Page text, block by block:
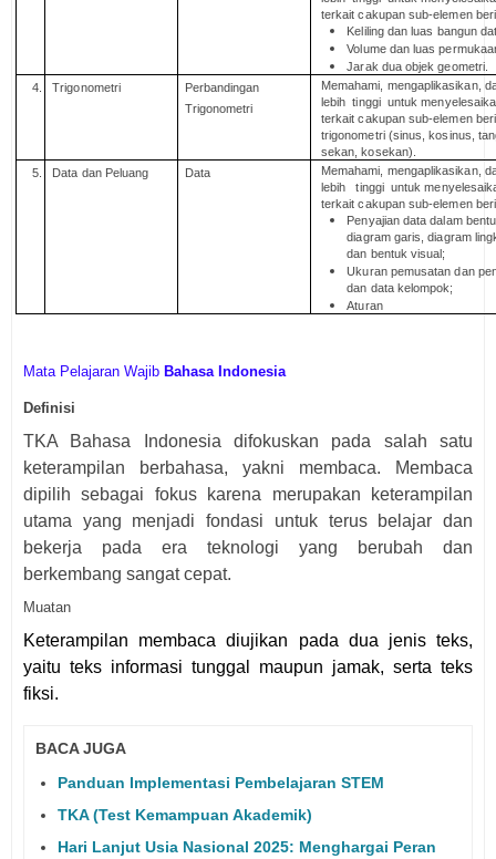
terkait cakupan sub-elemen
Keliling dan luas bangun
Volume dan luas
Jarak dua objek geometri.
4.
Trigonometri
Perbandingan
Trigonometri
Memahami, mengaplikasikan,
lebih tinggi untuk
terkait cakupan sub-elemen
trigonometri (sinus, kosinus,
sekan, kosekan).
5.
Data dan Peluang Data
Memahami, mengaplikasikan,
lebih tinggi untuk
terkait cakupan sub-elemen
Penyajian data dalam
diagram garis, diagram
dan bentuk visual;
Ukuran pemusatan dan
dan data kelompok;
Aturan
Mata Pelajaran Wajib Bahasa Indonesia
Definisi
TKA Bahasa Indonesia difokuskan pada salah satu
keterampilan berbahasa, yakni membaca. Membaca
dipilih sebagai fokus karena merupakan keterampilan
utama yang menjadi fondasi untuk terus belajar dan
bekerja pada era teknologi yang berubah dan
berkembang sangat cepat.
Muatan
Keterampilan membaca diujikan pada dua jenis teks,
yaitu teks informasi tunggal maupun jamak, serta teks
fiksi.
BACA JUGA
Panduan Implementasi Pembelajaran STEM
TKA (Test Kemampuan Akademik)
Hari Lanjut Usia Nasional 2025: Menghargai Peran